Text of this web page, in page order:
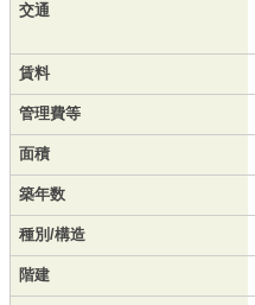
交通
賃料
管理費等
面積
築年数
種別/構造
階建